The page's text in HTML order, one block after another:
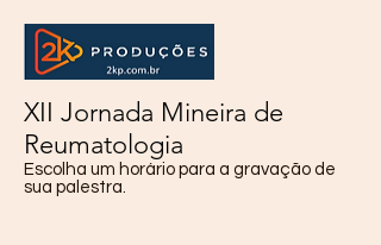
XII Jornada Mineira de
Reumatologia
Escolha um horário para a gravação de
sua palestra.